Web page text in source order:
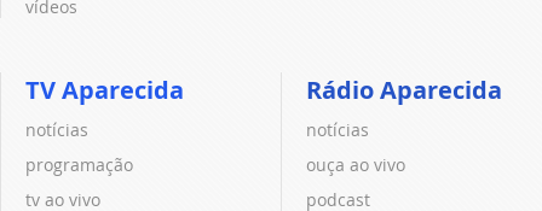
vídeos
TV Aparecida
notícias
programação
tv ao vivo
Rádio Aparecida
notícias
ouça ao vivo
podcast